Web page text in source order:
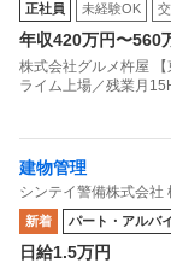
正社員 未経験OK
年収420万円〜560
株式会社グルメ杵屋
ライム上場／残業月
建物管理
シンテイ警備株式会社
新着 パート・アルバ
日給1.5万円